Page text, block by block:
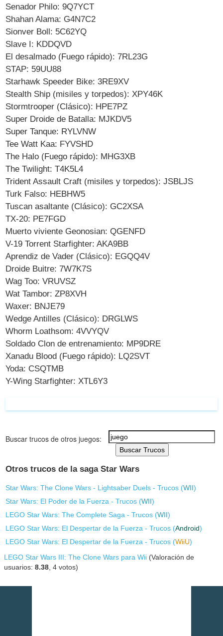
Senador Philo: 9Q7YCT
Shahan Alama: G4N7C2
Sionver Boll: 5C62YQ
Slave I: KDDQVD
El desalmado (Fuego rápido): 7RL23G
STAP: 59UU88
Starhawk Speeder Bike: 3RE9XV
Stealth Ship (misiles y torpedos): XPY46K
Stormtrooper (Clásico): HPE7PZ
Super Droide de Batalla: MJKDV5
Super Tanque: RYLVNW
Tee Watt Kaa: FYVSHD
The Halo (Fuego rápido): MHG3XB
The Twilight: T4K5L4
Trident Assault Craft (misiles y torpedos): JSBLJS
Turk Falso: HEBHW5
Tuscan asaltante (Clásico): GC2XSA
TX-20: PE7FGD
Muerto viviente Geonosian: QGENFD
V-19 Torrent Starfighter: AKA9BB
Aprendiz de Vader (Clásico): EGQQ4V
Droide Buitre: 7W7K7S
Wag Too: VRUVSZ
Wat Tambor: ZP8XVH
Waxer: BNJE79
Wedge Antilles (Clásico): DRGLWS
Whorm Loathsom: 4VVYQV
Soldado Clon de entrenamiento: MP9DRE
Xanadu Blood (Fuego rápido): LQ2SVT
Yoda: CSQTMB
Y-Wing Starfighter: XTL6Y3
Buscar trucos de otros juegos:
Buscar Trucos
Otros trucos de la saga Star Wars
Star Wars: The Clone Wars - Lightsaber Duels - Trucos (WII)
Star Wars: El Poder de la Fuerza - Trucos (WII)
LEGO Star Wars: The Complete Saga - Trucos (WII)
LEGO Star Wars: El Despertar de la Fuerza - Trucos (Android)
LEGO Star Wars: El Despertar de la Fuerza - Trucos (WiiU)
LEGO Star Wars III: The Clone Wars para Wii (Valoración de
usuarios:8.38 ,4 votos)